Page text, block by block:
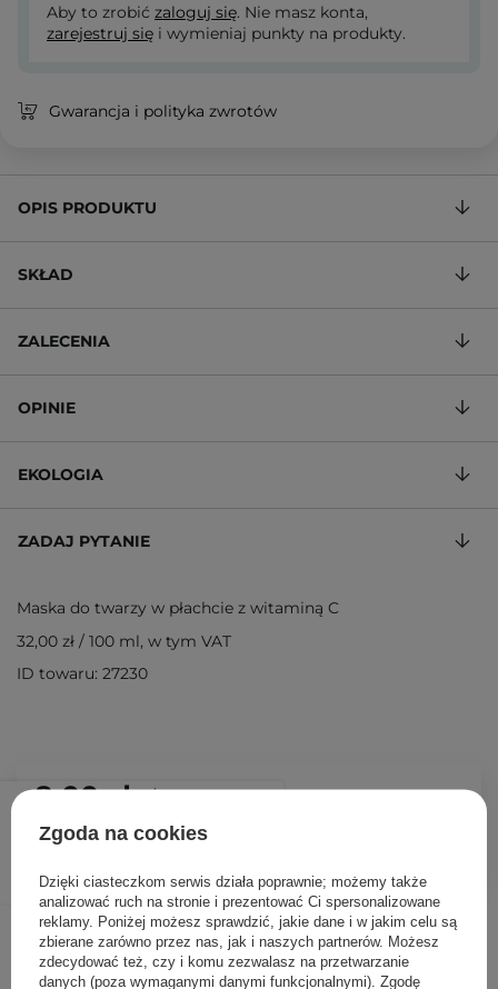
8,00 zł /szt.
Aby to zrobić zaloguj się. Nie masz konta,
zarejestruj się i wymieniaj punkty na produkty.
Gwarancja i polityka zwrotów
OPIS PRODUKTU
SKŁAD
ZALECENIA
OPINIE
EKOLOGIA
ZADAJ PYTANIE
Maska do twarzy w płachcie z witaminą C
32,00 zł / 100 ml, w tym VAT
ID towaru: 27230
Inni klienci sprawdzali również
Zgoda na cookies
Dzięki ciasteczkom serwis działa poprawnie; możemy także
analizować ruch na stronie i prezentować Ci spersonalizowane
reklamy. Poniżej możesz sprawdzić, jakie dane i w jakim celu są
zbierane zarówno przez nas, jak i naszych partnerów. Możesz
zdecydować też, czy i komu zezwalasz na przetwarzanie
danych (poza wymaganymi danymi funkcjonalnymi). Zgodę